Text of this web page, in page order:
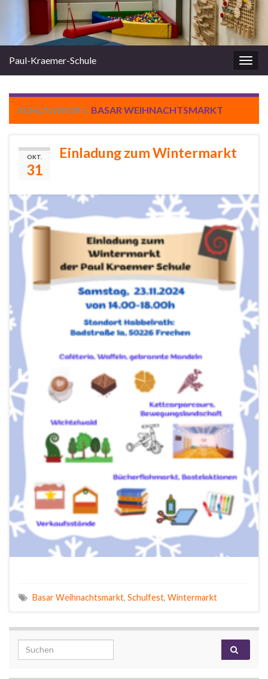
Paul-Kraemer-Schule
SCHLAGWORT: BASAR WEIHNACHTSMARKT
OKT.
31
Einladung zum Wintermarkt
Basar Weihnachtsmarkt, Schulfest, Wintermarkt
Search for: